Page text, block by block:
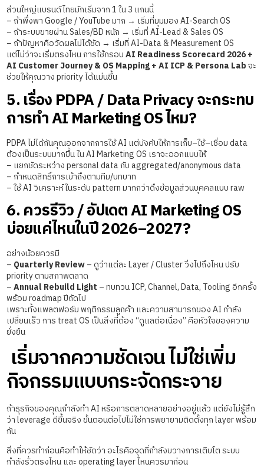
ส่วนใหญ่แบรนด์ไทยมักเริ่มจาก 1 ใน 3 แกนนี้
– ถ้าพึ่งพา Google / YouTube มาก → เริ่มที่มุมมอง AI-Search OS
– ถ้าระบบขายผ่าน Sales/BD หนัก → เริ่มที่ AI-Lead & Sales OS
– ถ้าปัญหาคือวัดผลไม่ได้ชัด → เริ่มที่ AI-Data & Measurement OS
แต่ไม่ว่าจะเริ่มตรงไหน การใช้กรอบAI Readiness Scorecard 2026 +
AI Customer Journey & OS Mapping + AI ICP & Persona Labจะ
ช่วยให้คุณวาง priority ได้แม่นขึ้น
5. เรื่อง PDPA / Data Privacy จะกระทบ
การทำ AI Marketing OS ไหม?
PDPA ไม่ได้กันคุณออกจากการใช้ AI แต่บังคับให้การเก็บ–ใช้–เชื่อม data
ต้องเป็นระบบมากขึ้น ใน AI Marketing OS เราจะออกแบบให้
– แยกชัดระหว่าง personal data กับ aggregated/anonymous data
– กำหนดสิทธิ์การเข้าถึงตามทีม/บทบาท
– ใช้ AI วิเคราะห์ในระดับ pattern มากกว่าดึงข้อมูลส่วนบุคคลแบบ raw
6. ควรรีวิว / อัปเดต AI Marketing OS
บ่อยแค่ไหนในปี 2026–2027?
อย่างน้อยควรมี
– Quarterly Review– ดูว่าแต่ละ Layer / Cluster วิ่งไปถึงไหน ปรับ
priority ตามสภาพตลาด
–Annual Rebuild Light – ทบทวน ICP, Channel, Data, Tooling อีกครั้ง
พร้อม roadmap ปีถัดไป
เพราะทั้งแพลตฟอร์ม พฤติกรรมลูกค้า และความสามารถของ AI กำลัง
เปลี่ยนเร็ว การ treat OS เป็นสิ่งที่ต้อง “ดูแลต่อเนื่อง” คือหัวใจของความ
ยั่งยืน
เริ่มจากความชัดเจน ไม่ใช่เพิ่ม
กิจกรรมแบบกระจัดกระจาย
ถ้าธุรกิจของคุณกำลังทำ AI หรือการตลาดหลายอย่างอยู่แล้ว แต่ยังไม่รู้สึก
ว่า leverage ดีขึ้นจริง ขั้นตอนต่อไปไม่ใช่การพยายามติดตั้งทุก layer พร้อม
กัน
สิ่งที่ควรทำก่อนคือทำให้ชัดว่า อะไรคือจุดที่กำลังขวางการเติบโต ระบบ
กำลังรั่วตรงไหน และ operating layer ไหนควรมาก่อน